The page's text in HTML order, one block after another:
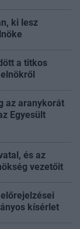
ki lesz
a titkos
az aranykorát
Egyesült
és az
vezetőit
kísérlet